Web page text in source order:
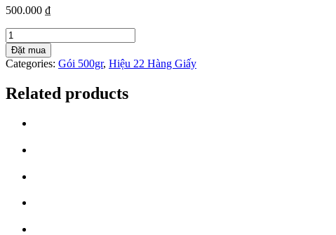
500.000 ₫
Đặt mua
Categories: Gói 500gr, Hiệu 22 Hàng Giấy
Related products